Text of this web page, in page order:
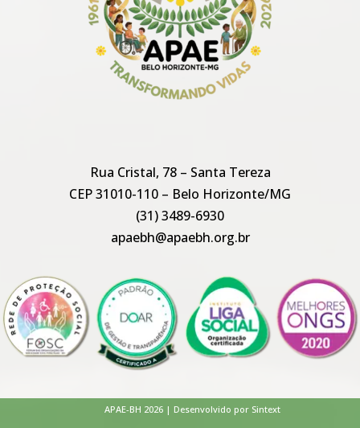
Rua Cristal, 78 – Santa Tereza
CEP 31010-110 – Belo Horizonte/MG
(31) 3489-6930
apaebh@apaebh.org.br
APAE-BH 2026 | Desenvolvido por Sintext